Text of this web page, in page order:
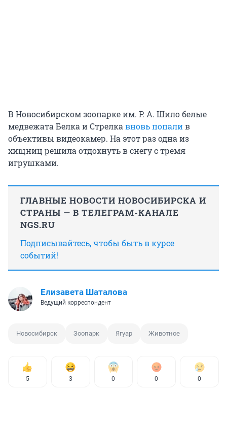
В Новосибирском зоопарке им. Р. А. Шило белые
медвежата Белка и Стрелка вновь попалив
объективы видеокамер. На этот раз одна из
хищниц решила отдохнуть в снегу с тремя
игрушками.
ГЛАВНЫЕ НОВОСТИ НОВОСИБИРСКА И
СТРАНЫ — В ТЕЛЕГРАМ-КАНАЛЕ
NGS.RU
Подписывайтесь, чтобы быть в курсе
событий!
Елизавета Шаталова
Ведущий корреспондент
Новосибирск Зоопарк Ягуар Животное
5 3 0 0 0